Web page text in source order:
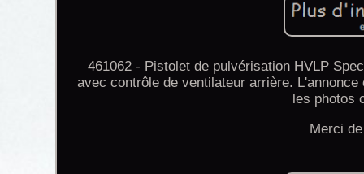
461062 - Pistolet de pulvérisation HVLP
avec contrôle de ventilateur arrière.
les photos
Merci